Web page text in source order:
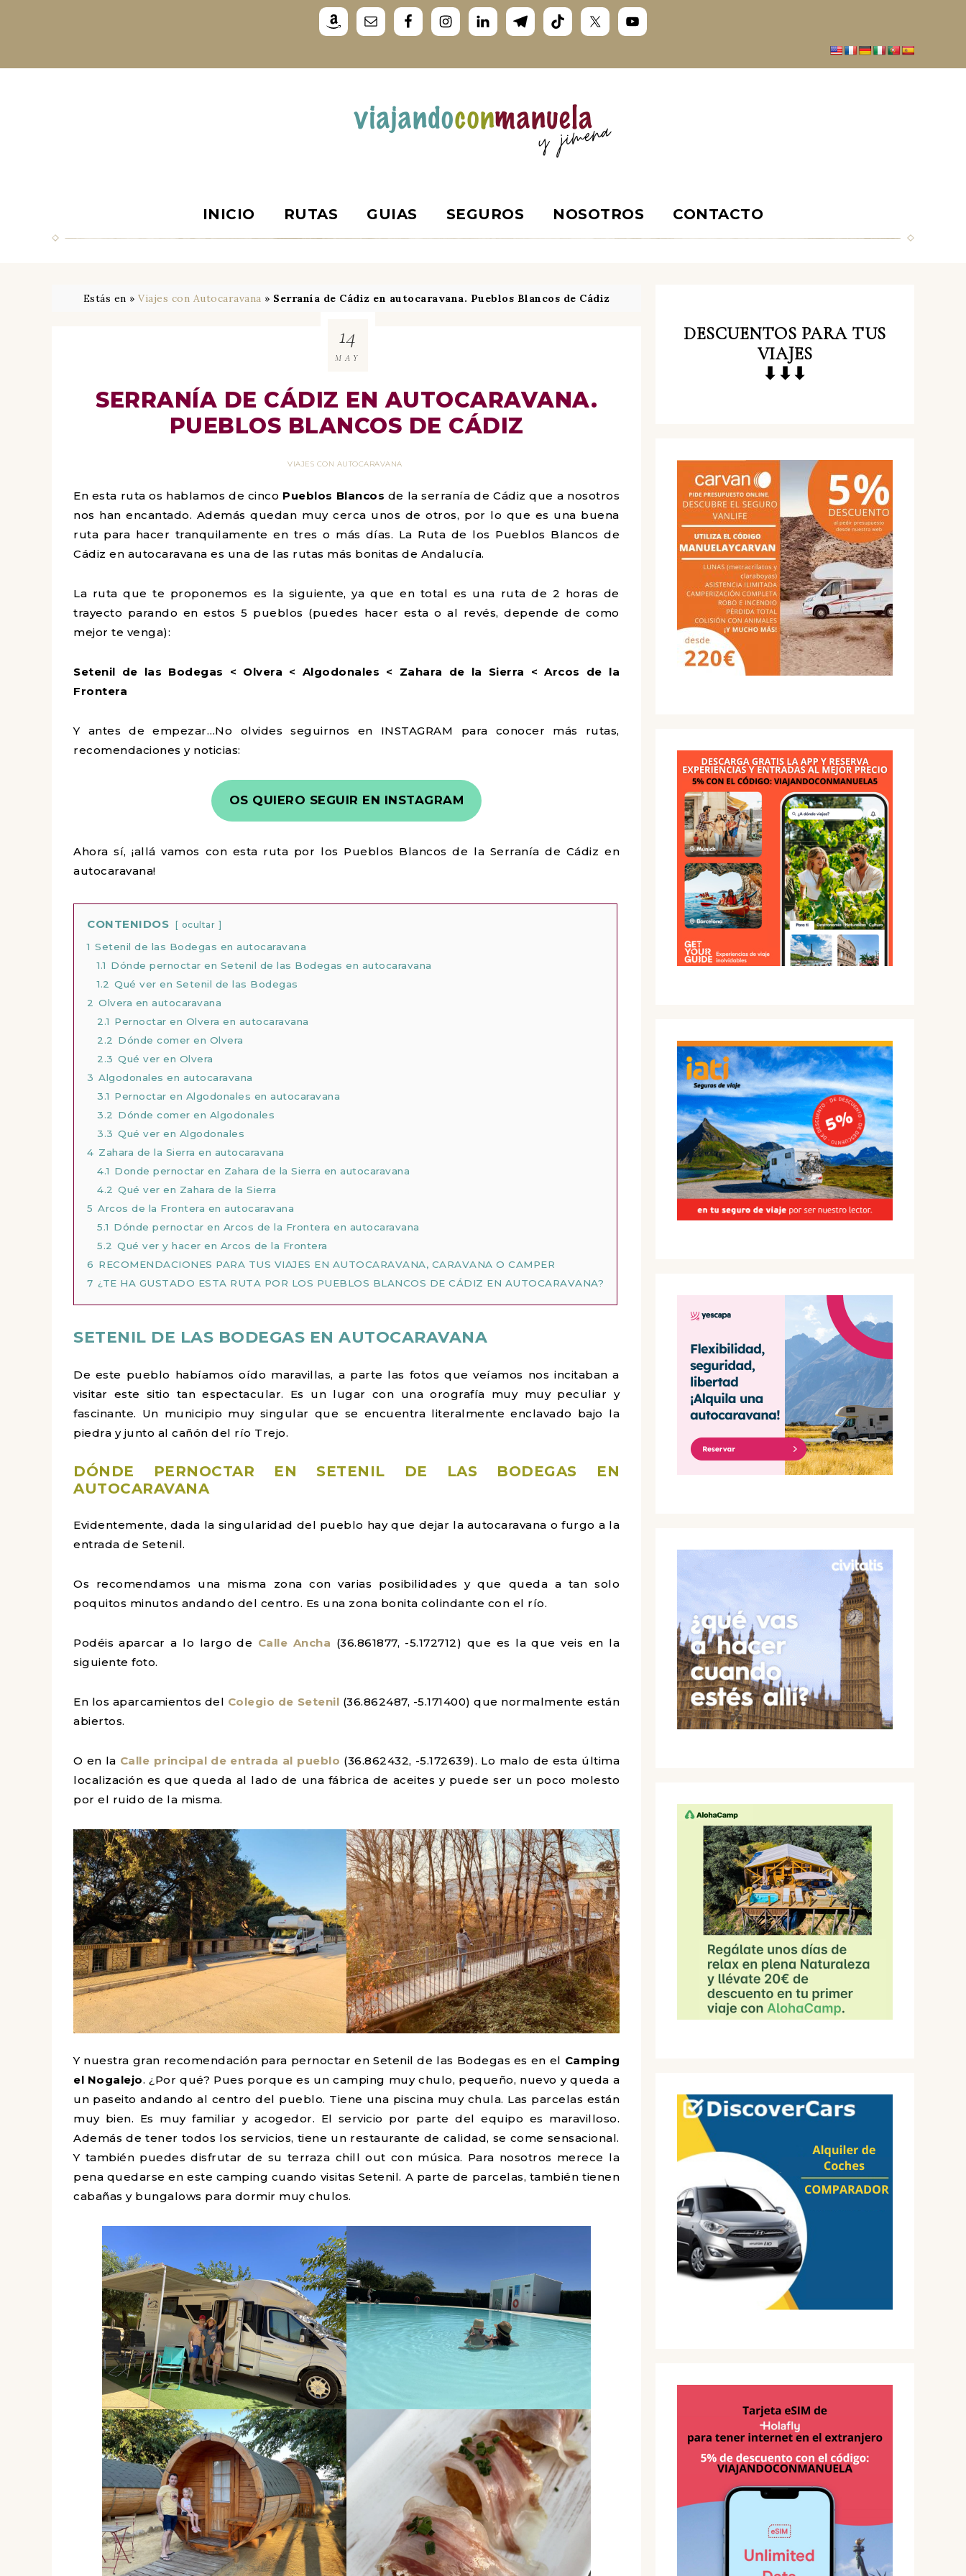
INICIO RUTAS GUIAS SEGUROS NOSOTROS CONTACTO
Estás en » Viajes con Autocaravana » Serranía de Cádiz en autocaravana. Pueblos Blancos de Cádiz
SERRANÍA DE CÁDIZ EN AUTOCARAVANA.
PUEBLOS BLANCOS DE CÁDIZ
VIAJES CON AUTOCARAVANA
14
MAY
En esta ruta os hablamos de cinco Pueblos Blancos de la serranía de Cádiz que a nosotros
nos han encantado. Además quedan muy cerca unos de otros, por lo que es una buena
ruta para hacer tranquilamente en tres o más días. La Ruta de los Pueblos Blancos de
Cádiz en autocaravana es una de las rutas más bonitas de Andalucía.
La ruta que te proponemos es la siguiente, ya que en total es una ruta de 2 horas de
trayecto parando en estos 5 pueblos (puedes hacer esta o al revés, depende de como
mejor te venga):
Setenil de las Bodegas < Olvera < Algodonales < Zahara de la Sierra < Arcos de la
Frontera
Y antes de empezar…No olvides seguirnos en INSTAGRAM para conocer más rutas,
recomendaciones y noticias:
OS QUIERO SEGUIR EN INSTAGRAM
Ahora sí, ¡allá vamos con esta ruta por los Pueblos Blancos de la Serranía de Cádiz en
autocaravana!
CONTENIDOS ocultar
1 Setenil de las Bodegas en autocaravana
1.1 Dónde pernoctar en Setenil de las Bodegas en autocaravana
1.2 Qué ver en Setenil de las Bodegas
2 Olvera en autocaravana
2.1 Pernoctar en Olvera en autocaravana
2.2
Dónde comer en Olvera
2.3 Qué ver en Olvera
3 Algodonales en autocaravana
3.1 Pernoctar en Algodonales en autocaravana
3.2
Dónde comer en Algodonales
3.3 Qué ver en Algodonales
4 Zahara de la Sierra en autocaravana
4.1 Donde pernoctar en Zahara de la Sierra en autocaravana
4.2 Qué ver en Zahara de la Sierra
5 Arcos de la Frontera en autocaravana
5.1 Dónde pernoctar en Arcos de la Frontera en autocaravana
5.2 Qué ver y hacer en Arcos de la Frontera
6 RECOMENDACIONES PARA TUS VIAJES EN AUTOCARAVANA, CARAVANA O CAMPER
7 ¿TE HA GUSTADO ESTA RUTA POR LOS PUEBLOS BLANCOS DE CÁDIZ EN AUTOCARAVANA?
SETENIL DE LAS BODEGAS EN AUTOCARAVANA
De este pueblo habíamos oído maravillas, a parte las fotos que veíamos nos incitaban a
visitar este sitio tan espectacular. Es un lugar con una orografía muy muy peculiar y
fascinante. Un municipio muy singular que se encuentra literalmente enclavado bajo la
piedra y junto al cañón del río Trejo.
DÓNDE PERNOCTAR EN SETENIL DE LAS BODEGAS EN
AUTOCARAVANA
Evidentemente, dada la singularidad del pueblo hay que dejar la autocaravana o furgo a la
entrada de Setenil.
Os recomendamos una misma zona con varias posibilidades y que queda a tan solo
poquitos minutos andando del centro. Es una zona bonita colindante con el río.
Podéis aparcar a lo largo de Calle Ancha (36.861877, -5.172712) que es la que veis en la
siguiente foto.
En los aparcamientos del Colegio de Setenil (36.862487, -5.171400) que normalmente están
abiertos.
O en la Calle principal de entrada al pueblo (36.862432, -5.172639). Lo malo de esta última
localización es que queda al lado de una fábrica de aceites y puede ser un poco molesto
por el ruido de la misma.
Y nuestra gran recomendación para pernoctar en Setenil de las Bodegas es en el Camping
el Nogalejo. ¿Por qué? Pues porque es un camping muy chulo, pequeño, nuevo y queda a
un paseito andando al centro del pueblo. Tiene una piscina muy chula. Las parcelas están
muy bien. Es muy familiar y acogedor. El servicio por parte del equipo es maravilloso.
Además de tener todos los servicios, tiene un restaurante de calidad, se come sensacional.
Y también puedes disfrutar de su terraza chill out con música. Para nosotros merece la
pena quedarse en este camping cuando visitas Setenil. A parte de parcelas, también tienen
cabañas y bungalows para dormir muy chulos.
DESCUENTOS PARA TUS
VIAJES
⬇⬇⬇